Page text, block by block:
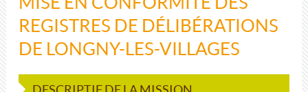
REGISTRES DE DÉLIBÉRATIONS
DE LONGNY-LES-VILLAGES